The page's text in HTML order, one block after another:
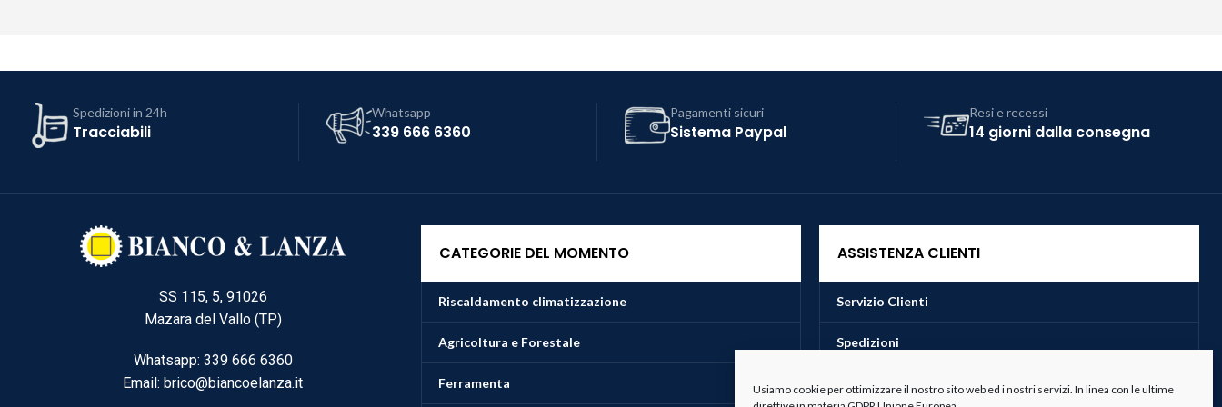
Usiamo cookie per ottimizzare il nostro sito web ed i nostri servizi. In linea con le ultime
Spedizioni in 24h
Tracciabili
Whatsapp
339 666 6360
Pagamenti sicuri
Sistema Paypal
Resi e recessi
14 giorni dalla consegna
SS 115, 5, 91026
Mazara del Vallo (TP)
Whatsapp: 339 666 6360
Email: brico@biancoelanza.it
CATEGORIE DEL MOMENTO
Riscaldamento climatizzazione
Agricoltura e Forestale
Ferramenta
ASSISTENZA CLIENTI
Servizio Clienti
Spedizioni
Resi e Recessi